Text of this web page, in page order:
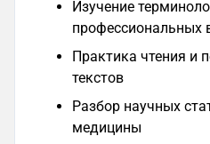
Изучение
профессиональных
Практика чтения и
текстов
Разбор научных
медицины